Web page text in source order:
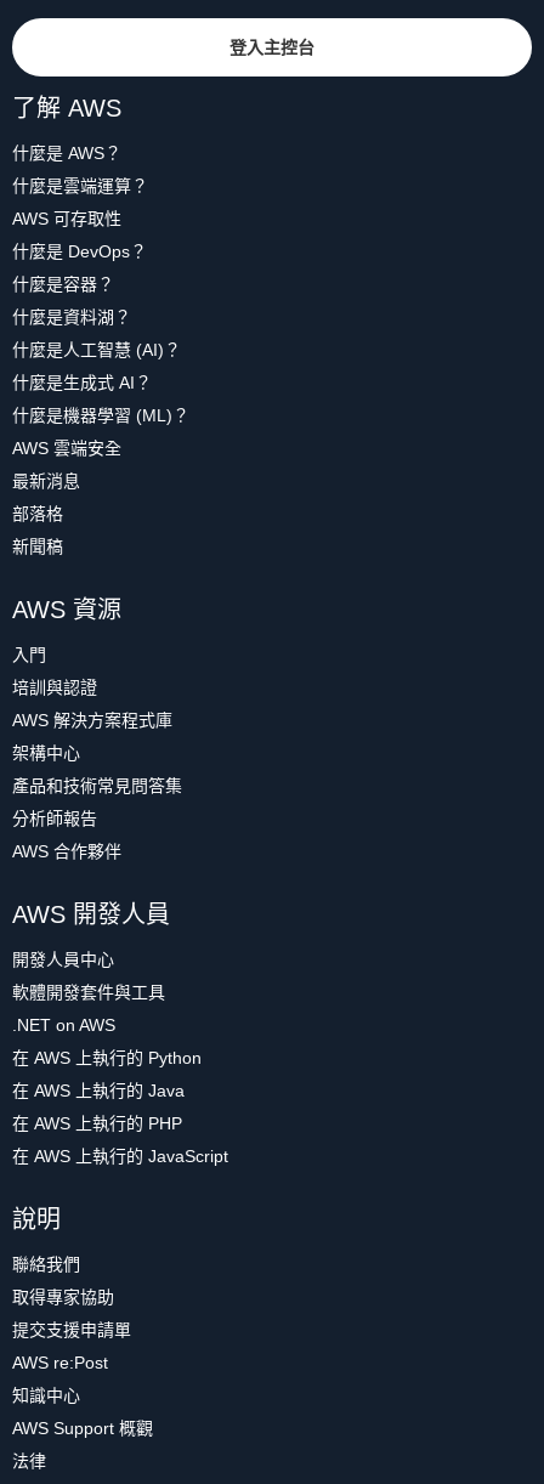
登入主控台
了解 AWS
什麼是 AWS？
什麼是雲端運算？
AWS 可存取性
什麼是 DevOps？
什麼是容器？
什麼是資料湖？
什麼是人工智慧 (AI)？
什麼是生成式 AI？
什麼是機器學習 (ML)？
AWS 雲端安全
最新消息
部落格
新聞稿
AWS 資源
入門
培訓與認證
AWS 解決方案程式庫
架構中心
產品和技術常見問答集
分析師報告
AWS 合作夥伴
AWS 開發人員
開發人員中心
軟體開發套件與工具
.NET on AWS
在 AWS 上執行的 Python
在 AWS 上執行的 Java
在 AWS 上執行的 PHP
在 AWS 上執行的 JavaScript
說明
聯絡我們
取得專家協助
提交支援申請單
AWS re:Post
知識中心
AWS Support 概觀
法律